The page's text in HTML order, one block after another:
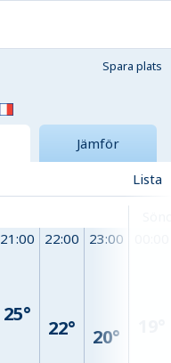
Spara plats
Jämför
Lista
21:00
25°
22:00
22°
23:00
20°